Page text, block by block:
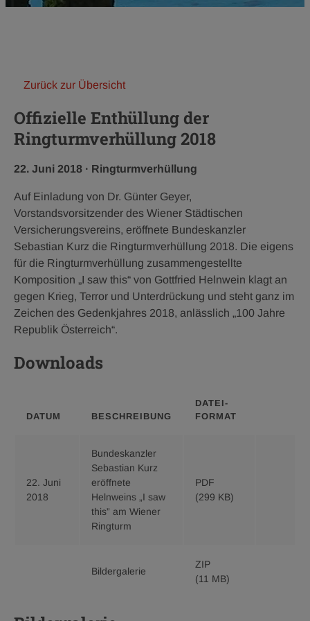
Zurück zur Übersicht
Offizielle Enthüllung der
Ringturmverhüllung 2018
Veröffentlichungsdatum:
22. Juni 2018 · Kategorie:
Ringturmverhüllung
Auf Einladung von Dr. Günter Geyer,
Vorstandsvorsitzender des Wiener Städtischen
Versicherungsvereins, eröffnete Bundeskanzler
Sebastian Kurz die Ringturmverhüllung 2018. Die eigens
für die Ringturmverhüllung zusammengestellte
Komposition „I saw this“ von Gottfried Helnwein klagt an
gegen Krieg, Terror und Unterdrückung und steht ganz im
Zeichen des Gedenkjahres 2018, anlässlich „100 Jahre
Republik Österreich“.
Downloads
DATUM BESCHREIBUNG
DATEI­
FORMAT
22. Juni
2018
Bundeskanzler
Sebastian Kurz
eröffnete
Helnweins „I saw
this” am Wiener
Ringturm
PDF
(299 KB)
Bildergalerie
ZIP
(11 MB)